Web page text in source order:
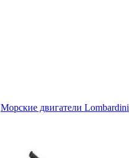
Морские двигатели Lombardini